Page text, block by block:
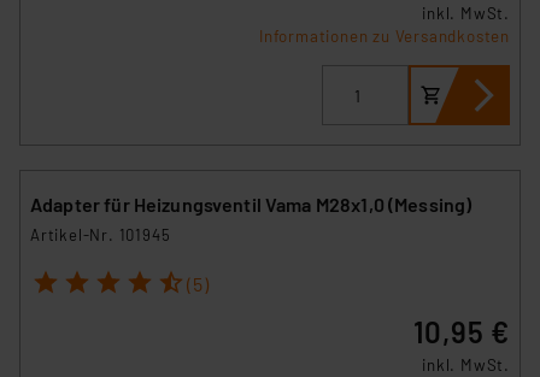
inkl. MwSt.
Informationen zu Versandkosten
Adapter für Heizungsventil Vama M28x1,0 (Messing)
Artikel-Nr. 101945
1 2 3 4 5 (5)
10,95 €
inkl. MwSt.